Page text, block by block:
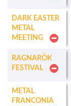
DARK EASTER
METAL
MEETING
RAGNARÖK
FESTIVAL
METAL
FRANCONIA